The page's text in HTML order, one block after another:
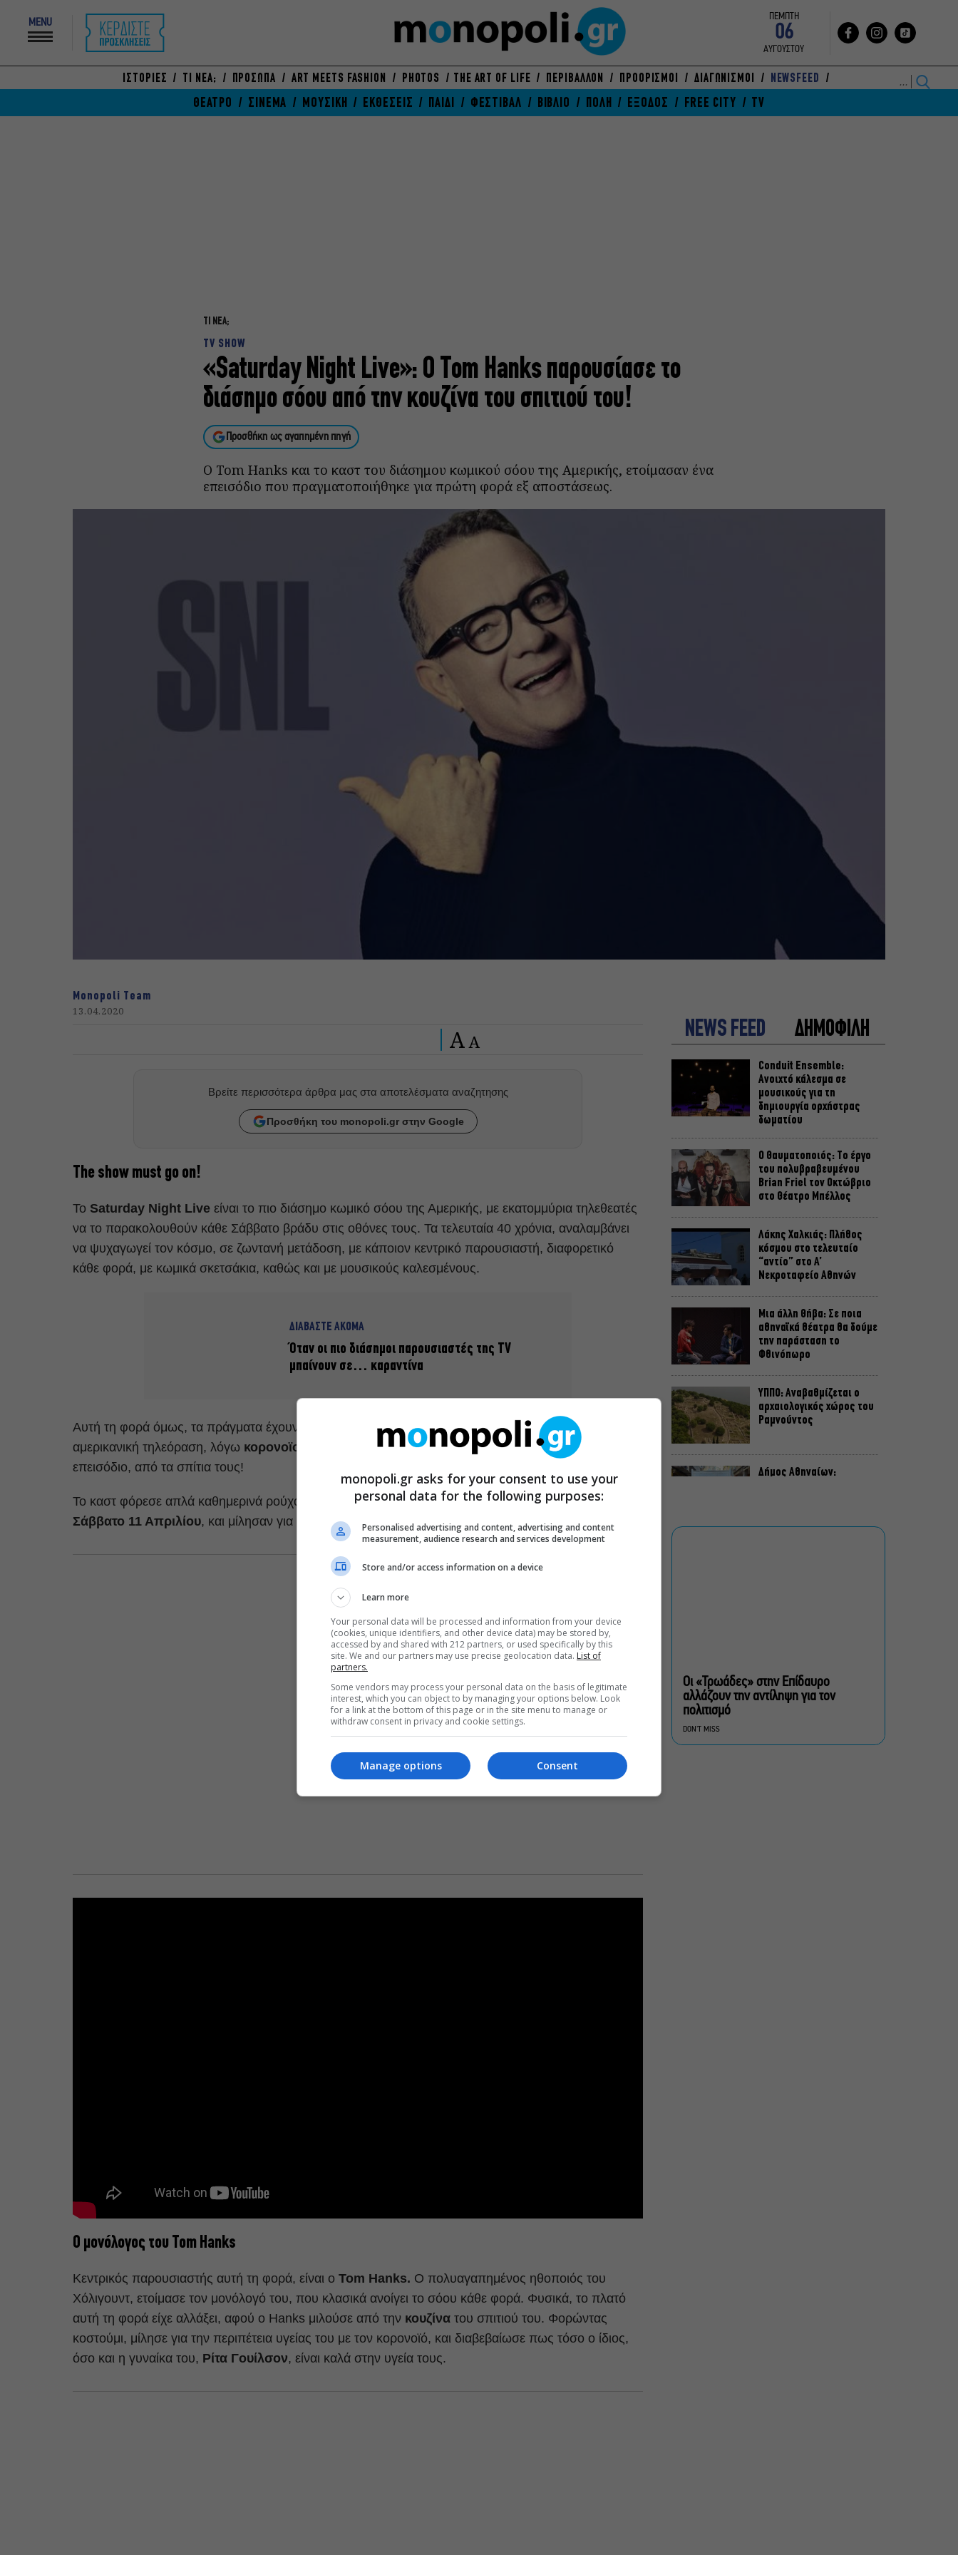
MENU
ΠΕΜΠΤΗ
06
ΑΥΓΟΥΣΤΟΥ
ΙΣΤΟΡΙΕΣ ΤΙ ΝΕΑ; ΠΡΟΣΩΠΑ ART MEETS FASHION PHOTOS THE ART OF LIFE ΠΕΡΙΒΑΛΛΟΝ ΠΡΟΟΡΙΣΜΟΙ ΔΙΑΓΩΝΙΣΜΟΙ NEWSFEED
ΘΕΑΤΡΟ ΣΙΝΕΜΑ ΜΟΥΣΙΚΗ ΕΚΘΕΣΕΙΣ ΠΑΙΔΙ ΦΕΣΤΙΒΑΛ ΒΙΒΛΙΟ ΠΟΛΗ ΕΞΟΔΟΣ FREE CITY TV
ΤΙ ΝΕΑ;
TV SHOW
«Saturday Night Live»: O Tom Hanks παρουσίασε το
διάσημο σόου από την κουζίνα του σπιτιού του!
Προσθήκη ως αγαπημένη πηγή
Ο Tom Hanks και το καστ του διάσημου κωμικού σόου της Αμερικής, ετοίμασαν ένα
επεισόδιο που πραγματοποιήθηκε για πρώτη φορά εξ αποστάσεως.
Monopoli Team
13.04.2020
A A
Βρείτε περισσότερα άρθρα μας στα αποτελέσματα αναζητησης
Προσθήκη του monopoli.gr στην Google
The show must go on!
Το Saturday Night Live είναι το πιο διάσημο κωμικό σόου της Αμερικής, με εκατομμύρια τηλεθεατές
να το παρακολουθούν κάθε Σάββατο βράδυ στις οθόνες τους. Τα τελευταία 40 χρόνια, αναλαμβάνει
να ψυχαγωγεί τον κόσμο, σε ζωντανή μετάδοση, με κάποιον κεντρικό παρουσιαστή, διαφορετικό
κάθε φορά, με κωμικά σκετσάκια, καθώς και με μουσικούς καλεσμένους.
ΔΙΑΒΑΣΤΕ ΑΚΟΜΑ
Όταν οι πιο διάσημοι παρουσιαστές της TV
μπαίνουν σε… καραντίνα
Αυτή τη φορά όμως, τα πράγματα έχουν αλλάξει. Μετά από ένα μήνα απουσίας του σόου από την
αμερικανική τηλεόραση, λόγω κορονοϊού
, οι συντελεστές αποφάσισαν να δημιουργήσουν ένα
επεισόδιο, από τα σπίτια τους!
Το καστ φόρεσε απλά καθημερινά ρούχα και μέσω εφαρμογής, συνδέθηκαν όλοι μαζί, ζωντανά, το
Σάββατο 11 Απριλίου, και μίλησαν για τις αλλαγές που έφερε ο κορονοϊός στο σόου.
O μονόλογος του Tom Hanks
Κεντρικός παρουσιαστής αυτή τη φορά, είναι ο Tom Hanks. Ο πολυαγαπημένος ηθοποιός του
Χόλιγουντ, ετοίμασε τον μονόλογό του, που κλασικά ανοίγει το σόου κάθε φορά. Φυσικά, το πλατό
αυτή τη φορά είχε αλλάξει, αφού ο Hanks μιλούσε από την κουζίνα του σπιτιού του. Φορώντας
κοστούμι, μίλησε για την περιπέτεια υγείας του με τον κορονοϊό, και διαβεβαίωσε πως τόσο ο ίδιος,
όσο και η γυναίκα του, Ρίτα Γουίλσον, είναι καλά στην υγεία τους.
NEWS FEED ΔΗΜΟΦΙΛΗ
Conduit Ensemble:
Ανοιχτό κάλεσμα σε
μουσικούς για τη
δημιουργία ορχήστρας
δωματίου
Ο Θαυματοποιός: Το έργο
του πολυβραβευμένου
Brian Friel τον Οκτώβριο
στο Θέατρο Μπέλλος
Λάκης Χαλκιάς: Πλήθος
κόσμου στο τελευταίο
“αντίο” στο Α’
Νεκροταφείο Αθηνών
Μια άλλη Θήβα: Σε ποια
αθηναϊκά θέατρα θα δούμε
την παράσταση το
Φθινόπωρο
ΥΠΠΟ: Αναβαθμίζεται ο
αρχαιολογικός χώρος του
Ραμνούντος
Δήμος Αθηναίων:
δραματικής σειράς του
MEGA
με θέα την Αθήνα: Όσα θα
Οι «Τρωάδες» στην Επίδαυρο
αλλάζουν την αντίληψη για τον
πολιτισμό
DON'T MISS
monopoli.gr asks for your consent to use your
personal data for the following purposes:
Personalised advertising and content, advertising and content
measurement, audience research and services development
Store and/or access information on a device
Learn more
Your personal data will be processed and information from your device
(cookies, unique identifiers, and other device data) may be stored by,
accessed by and shared with 212 partners, or used specifically by this
site. We and our partners may use precise geolocation data. List of
partners.
Some vendors may process your personal data on the basis of legitimate
interest, which you can object to by managing your options below. Look
for a link at the bottom of this page or in the site menu to manage or
withdraw consent in privacy and cookie settings.
Consent
Manage options